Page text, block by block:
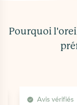
Pourquoi
Avis vérifiés